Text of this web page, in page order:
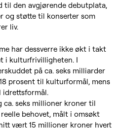
til den avgjørende debutplata,
og støtte til konserter som
liv.
har dessverre ikke økt i takt
i kulturfrivilligheten. I
på ca. seks milliarder
prosent til kulturformål, mens
idrettsformål.
ca. seks millioner kroner til
behovet, målt i omsøkt
vært 15 millioner kroner hvert